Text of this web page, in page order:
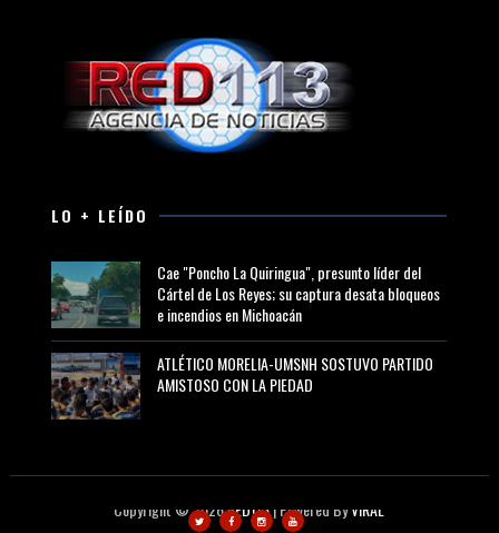
LO + LEÍDO
Cae "Poncho La Quiringua", presunto líder del
Cártel de Los Reyes; su captura desata bloqueos
e incendios en Michoacán
ATLÉTICO MORELIA-UMSNH SOSTUVO PARTIDO
AMISTOSO CON LA PIEDAD
Copyright ©2026RED113| Powered ByVIRAL